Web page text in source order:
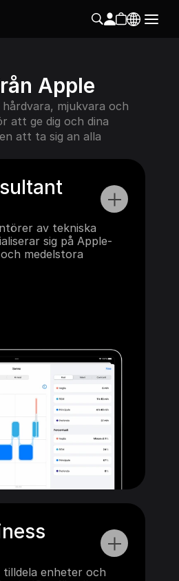
Apple
mjukvara och
att ge dig och dina
att ta sig an alla
av tekniska
sig på Apple-
medelstora
enheter och